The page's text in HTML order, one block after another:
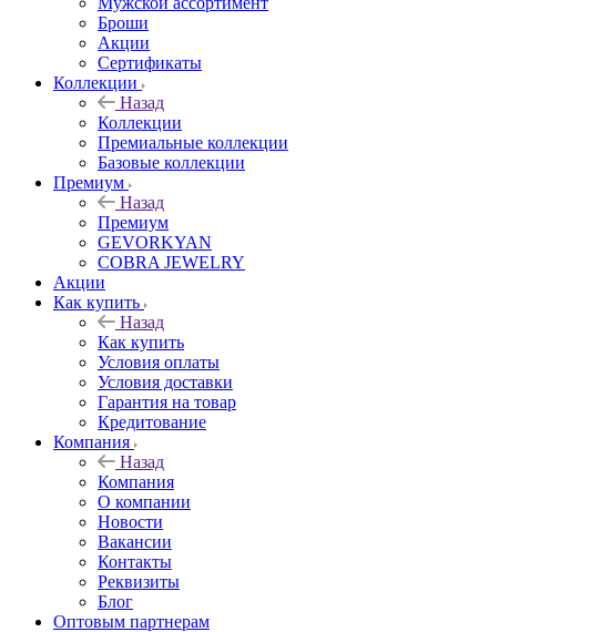
Броши
Акции
Сертификаты
Коллекции
Назад
Коллекции
Премиальные коллекции
Базовые коллекции
Премиум
Назад
Премиум
GEVORKYAN
COBRA JEWELRY
Акции
Как купить
Назад
Как купить
Условия оплаты
Условия доставки
Гарантия на товар
Кредитование
Компания
Назад
Компания
О компании
Новости
Вакансии
Контакты
Реквизиты
Блог
Оптовым партнерам